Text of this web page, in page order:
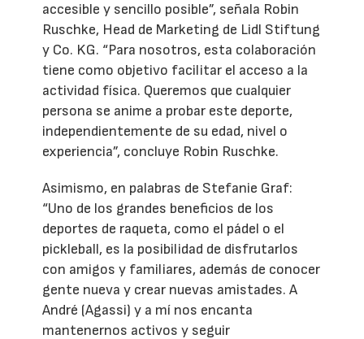
accesible y sencillo posible”, señala Robin
Ruschke, Head de Marketing de Lidl Stiftung
y Co. KG. “Para nosotros, esta colaboración
tiene como objetivo facilitar el acceso a la
actividad física. Queremos que cualquier
persona se anime a probar este deporte,
independientemente de su edad, nivel o
experiencia”, concluye Robin Ruschke.
Asimismo, en palabras de Stefanie Graf:
“Uno de los grandes beneficios de los
deportes de raqueta, como el pádel o el
pickleball, es la posibilidad de disfrutarlos
con amigos y familiares, además de conocer
gente nueva y crear nuevas amistades. A
André (Agassi) y a mí nos encanta
mantenernos activos y seguir